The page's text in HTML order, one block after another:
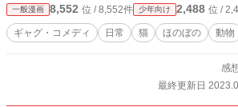
一般漫画 8,552 位 / 8,552件 少年向け 2,488 位 /
ギャグ・コメディ 日常 猫 ほのぼの 動物
感
最終更新日